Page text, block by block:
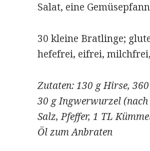
Salat, eine
30 kleine Bratlinge;
hefefrei, eifrei,
Zutaten: 130 g Hirse,
30 g Ingwerwurzel
Salz, Pfeffer, 1 TL
Öl zum Anbraten